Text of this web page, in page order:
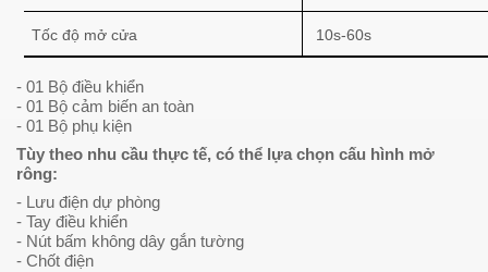
Tốc độ mở cửa 10s-60s
- 01 Bộ điều khiển
- 01 Bộ cảm biến an toàn
- 01 Bộ phụ kiện
Tùy theo nhu cầu thực tế, có thể lựa chọn cấu hình mở
rông:
- Lưu điện dự phòng
- Tay điều khiển
- Nút bấm không dây gắn tường
- Chốt điện